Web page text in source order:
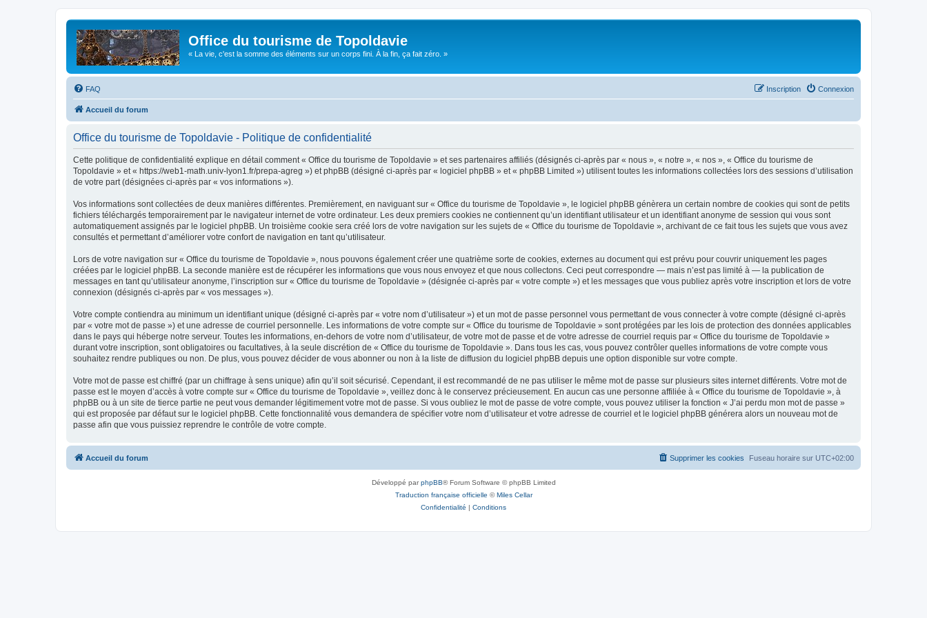
Office du tourisme de Topoldavie
« La vie, c'est la somme des éléments sur un corps fini. À la fin, ça fait zéro. »
FAQ Connexion
Inscription
Accueil du forum
Office du tourisme de Topoldavie - Politique de confidentialité
Cette politique de confidentialité explique en détail comment « Office du tourisme de Topoldavie » et ses partenaires affiliés (désignés ci-après par « nous », « notre », « nos », « Office du tourisme de
Topoldavie » et « https://web1-math.univ-lyon1.fr/prepa-agreg ») et phpBB (désigné ci-après par « logiciel phpBB » et « phpBB Limited ») utilisent toutes les informations collectées lors des sessions d’utilisation
de votre part (désignées ci-après par « vos informations »).
Vos informations sont collectées de deux manières différentes. Premièrement, en naviguant sur « Office du tourisme de Topoldavie », le logiciel phpBB génèrera un certain nombre de cookies qui sont de petits
fichiers téléchargés temporairement par le navigateur internet de votre ordinateur. Les deux premiers cookies ne contiennent qu’un identifiant utilisateur et un identifiant anonyme de session qui vous sont
automatiquement assignés par le logiciel phpBB. Un troisième cookie sera créé lors de votre navigation sur les sujets de « Office du tourisme de Topoldavie », archivant de ce fait tous les sujets que vous avez
consultés et permettant d’améliorer votre confort de navigation en tant qu’utilisateur.
Lors de votre navigation sur « Office du tourisme de Topoldavie », nous pouvons également créer une quatrième sorte de cookies, externes au document qui est prévu pour couvrir uniquement les pages
créées par le logiciel phpBB. La seconde manière est de récupérer les informations que vous nous envoyez et que nous collectons. Ceci peut correspondre — mais n’est pas limité à — la publication de
messages en tant qu’utilisateur anonyme, l’inscription sur « Office du tourisme de Topoldavie » (désignée ci-après par « votre compte ») et les messages que vous publiez après votre inscription et lors de votre
connexion (désignés ci-après par « vos messages »).
Votre compte contiendra au minimum un identifiant unique (désigné ci-après par « votre nom d’utilisateur ») et un mot de passe personnel vous permettant de vous connecter à votre compte (désigné ci-après
par « votre mot de passe ») et une adresse de courriel personnelle. Les informations de votre compte sur « Office du tourisme de Topoldavie » sont protégées par les lois de protection des données applicables
dans le pays qui héberge notre serveur. Toutes les informations, en-dehors de votre nom d’utilisateur, de votre mot de passe et de votre adresse de courriel requis par « Office du tourisme de Topoldavie »
durant votre inscription, sont obligatoires ou facultatives, à la seule discrétion de « Office du tourisme de Topoldavie ». Dans tous les cas, vous pouvez contrôler quelles informations de votre compte vous
souhaitez rendre publiques ou non. De plus, vous pouvez décider de vous abonner ou non à la liste de diffusion du logiciel phpBB depuis une option disponible sur votre compte.
Votre mot de passe est chiffré (par un chiffrage à sens unique) afin qu’il soit sécurisé. Cependant, il est recommandé de ne pas utiliser le même mot de passe sur plusieurs sites internet différents. Votre mot de
passe est le moyen d’accès à votre compte sur « Office du tourisme de Topoldavie », veillez donc à le conservez précieusement. En aucun cas une personne affiliée à « Office du tourisme de Topoldavie », à
phpBB ou à un site de tierce partie ne peut vous demander légitimement votre mot de passe. Si vous oubliez le mot de passe de votre compte, vous pouvez utiliser la fonction « J’ai perdu mon mot de passe »
qui est proposée par défaut sur le logiciel phpBB. Cette fonctionnalité vous demandera de spécifier votre nom d’utilisateur et votre adresse de courriel et le logiciel phpBB générera alors un nouveau mot de
passe afin que vous puissiez reprendre le contrôle de votre compte.
Accueil du forum Fuseau horaire sur UTC+02:00
Supprimer les cookies
Développé parphpBB® Forum Software © phpBB Limited
Traduction française officielle ©Miles Cellar
Confidentialité | Conditions